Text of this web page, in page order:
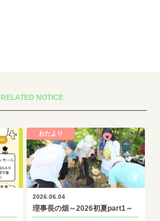
RELATED NOTICE
おたより
2026.06.04
理事長の畑～2026初夏part1～